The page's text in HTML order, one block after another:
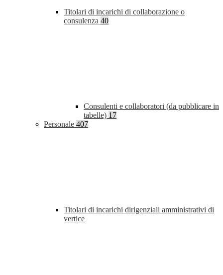
Titolari di incarichi di collaborazione o
consulenza 40
Consulenti e collaboratori (da pubblicare in
tabelle) 17
Personale 407
Titolari di incarichi dirigenziali amministrativi di
vertice